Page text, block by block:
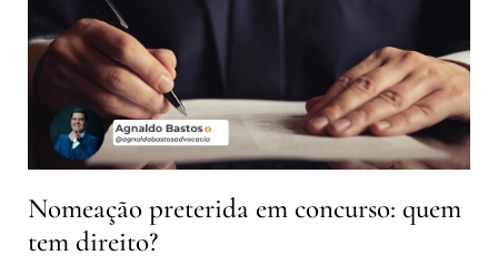
Nomeação preterida em concurso: quem
tem direito?